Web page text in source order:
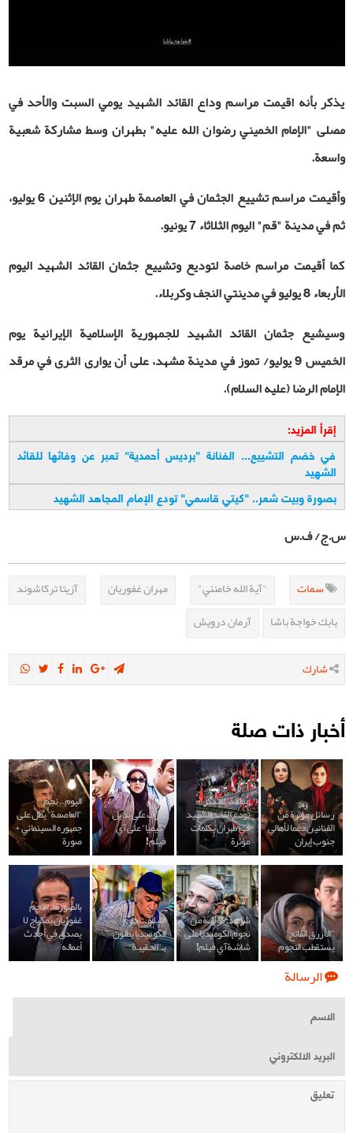
يذكر بأنه اقيمت مراسم وداع القائد الشهيد يومي السبت والأحد في
مصلى "الإمام الخميني رضوان الله عليه" بطهران وسط مشاركة شعبية
واسعة.
وأقيمت مراسم تشييع الجثمان في العاصمة طهران يوم الإثنين 6 يوليو،
ثم في مدينة "قم" اليوم الثلاثاء 7 يونيو.
كما أقيمت مراسم خاصة لتوديع وتشييع جثمان القائد الشهيد اليوم
الأربعاء 8 يوليو في مدينتي النجف وكربلاء.
وسيشيع جثمان القائد الشهيد للجمهورية الإسلامية الإيرانية يوم
الخميس 9 يوليو/ تموز في مدينة مشهد، على أن يوارى الثرى في مرقد
الإمام الرضا (عليه السلام).
إقرأ المزيد:
في خضم التشييع... الفنانة "برديس أحمدية" تعبر عن وفائها للقائد
الشهيد
بصورة وبيت شعر.. "كيتي قاسمي" تودع الإمام المجاهد الشهيد
س.ج/ ف.س
سمات "آية الله خامنئي" مهران غفوريان
آزيتا تركاشوند
بابك خواجة باشا
آرمان درويش
شارك
أخبار ذات صلة
رسائل مؤثرة من
الفنانين دعما لأهالي
جنوب إيران
ممثلة "التذكر"
تودع القائد الشهيد
في طهران بكلمات
مؤثرة
تعرف على بديل
"كيميا" على آي
فيلم!
اليوم.. نجم
"العاصمة" يطل على
جمهوره السينمائي +
صورة
"الأزرق الفاتح"
يستقطب النجوم
شاهد: كوكبة من
نجوم الكوميديا على
شاشة آي فيلم!
الليلة.. نجوم
الكوميديا يطلون
بـ"الحقيبة"
بالصورة.. النجم
غفوريان بمكياج لا
يصدق في أحدث
أعماله
الرسالة